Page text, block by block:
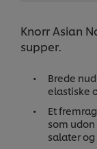
Knorr Asian
supper.
Brede
elastiske
Et
som
salater